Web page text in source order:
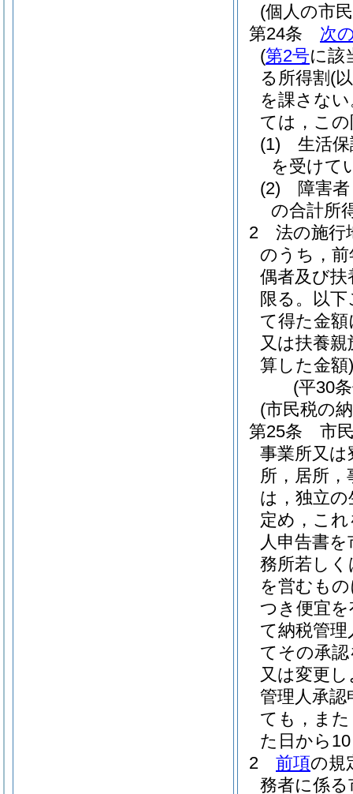
(個人の市
第24条
次
(第2号に該
る所得割 (
を課さな
ては，こ
(1)
生活
を受けて
(2)
障害
の合計所
2
法の施行
のうち，
偶者及び扶
限る。以
て得た金
又は扶養
算した金額)
(平30
(市民税の
第25条
市
事業所又
所，居所
は，独立
定め，こ
人申告書
務所若し
を営むも
つき便宜
て納税管
てその承
又は変更
管理人承
ても，ま
た日から
2
前項の規
務者に係